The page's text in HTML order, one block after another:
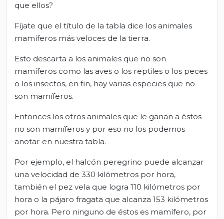
que ellos?
Fíjate que el título de la tabla dice los animales
mamíferos más veloces de la tierra.
Esto descarta a los animales que no son
mamíferos como las aves o los reptiles o los peces
o los insectos, en fin, hay varias especies que no
son mamíferos.
Entonces los otros animales que le ganan a éstos
no son mamíferos y por eso no los podemos
anotar en nuestra tabla.
Por ejemplo, el halcón peregrino puede alcanzar
una velocidad de 330 kilómetros por hora,
también el pez vela que logra 110 kilómetros por
hora o la pájaro fragata que alcanza 153 kilómetros
por hora. Pero ninguno de éstos es mamífero, por